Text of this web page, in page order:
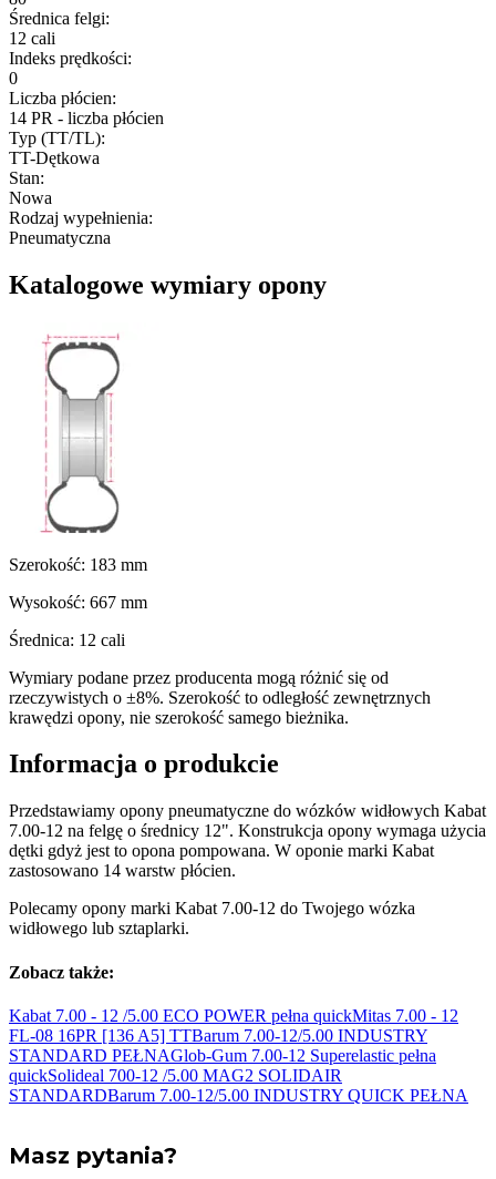
Średnica felgi:
12 cali
Indeks prędkości:
0
Liczba płócien:
14 PR - liczba płócien
Typ (TT/TL):
TT-Dętkowa
Stan:
Nowa
Rodzaj wypełnienia:
Pneumatyczna
Katalogowe wymiary opony
Szerokość: 183 mm
Wysokość: 667 mm
Średnica: 12 cali
Wymiary podane przez producenta mogą różnić się od
rzeczywistych o ±8%. Szerokość to odległość zewnętrznych
krawędzi opony, nie szerokość samego bieżnika.
Informacja o produkcie
Przedstawiamy opony pneumatyczne do wózków widłowych Kabat
7.00-12 na felgę o średnicy 12". Konstrukcja opony wymaga użycia
dętki gdyż jest to opona pompowana. W oponie marki Kabat
zastosowano 14 warstw płócien.
Polecamy opony marki Kabat 7.00-12 do Twojego wózka
widłowego lub sztaplarki.
Zobacz także:
Kabat 7.00 - 12 /5.00 ECO POWER pełna quickMitas 7.00 - 12
FL-08 16PR [136 A5] TTBarum 7.00-12/5.00 INDUSTRY
STANDARD PEŁNAGlob-Gum 7.00-12 Superelastic pełna
quickSolideal 700-12 /5.00 MAG2 SOLIDAIR
STANDARDBarum 7.00-12/5.00 INDUSTRY QUICK PEŁNA
Masz pytania?